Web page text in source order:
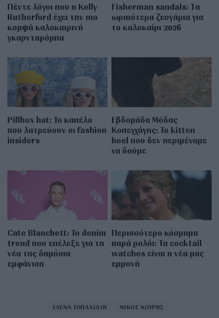
Πέντε λόγοι που η Kelly
Rutherford έχει την πιο
κομψή καλοκαιρινή
γκαρνταρόμπα
Fisherman sandals: Tα
ωραιότερα ζευγάρια για
το καλοκαίρι 2026
Pillbox hat: Το καπέλο
που λατρεύουν οι fashion
insiders
Εβδομάδα Μόδας
Κοπεγχάγης: Το kitten
heel που δεν περιμέναμε
να δούμε
Cate Blanchett: Το denim
trend που επέλεξε για τη
νέα της δημόσια
εμφάνιση
Περισσότερο κόσμημα
παρά ρολόι: Τα cocktail
watches είναι η νέα μας
εμμονή
ΕΛΕΝΑ ΤΟΠΑΛΙΔΟΥ ΝΙΚΟΣ ΚΟΥΡΗΣ